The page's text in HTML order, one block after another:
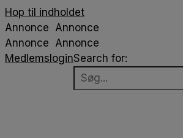
Hop til indholdet
Annonce Annonce
Annonce Annonce
MedlemsloginSearch for: